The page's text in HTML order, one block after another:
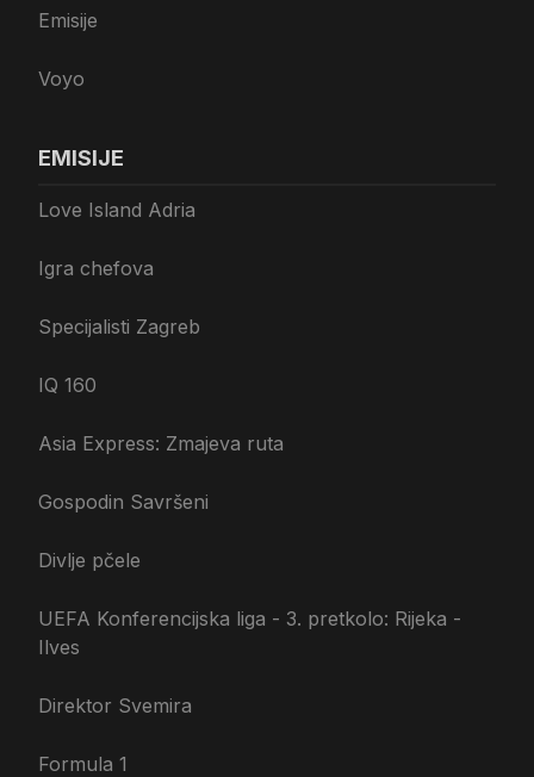
Emisije
Voyo
EMISIJE
Love Island Adria
Igra chefova
Specijalisti Zagreb
IQ 160
Asia Express: Zmajeva ruta
Gospodin Savršeni
Divlje pčele
UEFA Konferencijska liga - 3. pretkolo: Rijeka -
Ilves
Direktor Svemira
Formula 1